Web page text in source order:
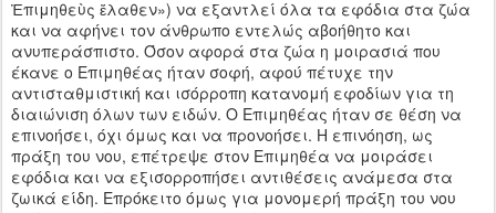
Ἐπιμηθεὺς ἔλαθεν») να εξαντλεί όλα τα εφόδια στα ζώα
και να αφήνει τον άνθρωπο εντελώς αβοήθητο και
ανυπεράσπιστο. Όσον αφορά στα ζώα η μοιρασιά που
έκανε ο Επιμηθέας ήταν σοφή, αφού πέτυχε την
αντισταθμιστική και ισόρροπη κατανομή εφοδίων για τη
διαιώνιση όλων των ειδών. Ο Επιμηθέας ήταν σε θέση να
επινοήσει, όχι όμως και να προνοήσει. Η επινόηση, ως
πράξη του νου, επέτρεψε στον Επιμηθέα να μοιράσει
εφόδια και να εξισορροπήσει αντιθέσεις ανάμεσα στα
ζωικά είδη. Επρόκειτο όμως για μονομερή πράξη του νου